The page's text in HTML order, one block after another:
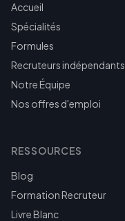
Accueil
Spécialités
Formules
Recruteurs indépendants
Notre Équipe
Nos offres d'emploi
RESSOURCES
Blog
Formation Recruteur
Livre Blanc